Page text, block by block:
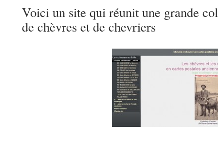
Voici un site qui réunit une grande
de chèvres et de chevriers